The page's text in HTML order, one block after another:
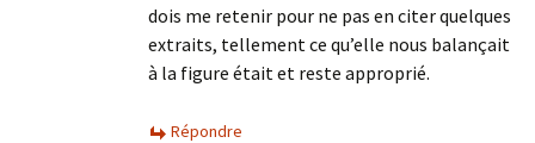
dois me retenir pour ne pas en citer quelques
extraits, tellement ce qu’elle nous balançait
à la figure était et reste approprié.
Répondre